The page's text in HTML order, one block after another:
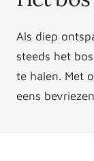
Als diep
steeds het
te halen. Met
eens